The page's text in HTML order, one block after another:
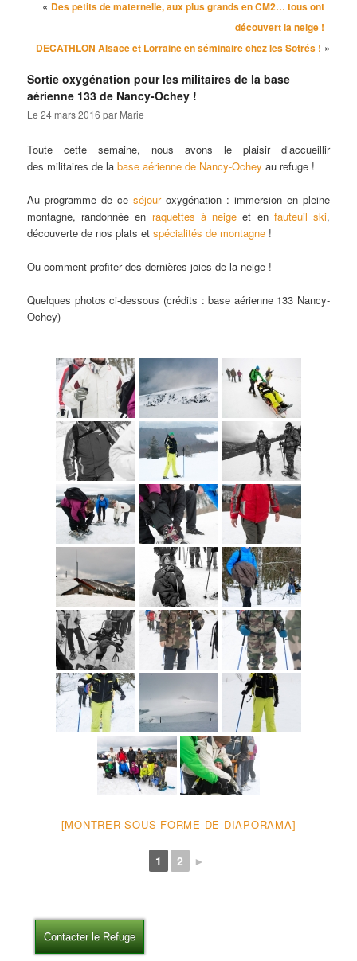
Navigation des articles
« Des petits de maternelle, aux plus grands en CM2… tous ont
découvert la neige !
DECATHLON Alsace et Lorraine en séminaire chez les Sotrés ! »
Sortie oxygénation pour les militaires de la base
aérienne 133 de Nancy-Ochey !
Le24 mars 2016 par Marie
Toute cette semaine, nous avons le plaisir d’accueillir
des militaires de labase aérienne de Nancy-Ochey au refuge !
Au programme de ceséjouroxygénation : immersion en pleine
montagne, randonnée en raquettes à neige et en fauteuil ski,
découverte de nos plats etspécialités de montagne !
Ou comment profiter des dernières joies de la neige !
Quelques photos ci-dessous (crédits : base aérienne 133 Nancy-
Ochey)
[MONTRER SOUS FORME DE DIAPORAMA]
1 2 ►
Contacter le Refuge